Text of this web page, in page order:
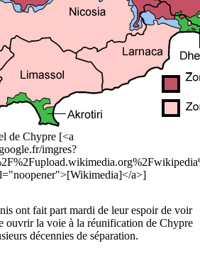
de Chypre [<a
imgres?
a>]
ont fait part mardi de leur espoir de voir
ouvrir la voie à la réunification de Chypre
décennies de séparation.